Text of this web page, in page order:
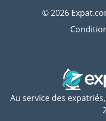
© 2026
Au service des